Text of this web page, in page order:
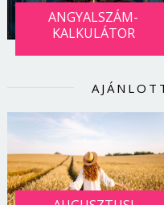
ANGYALSZÁM-
KALKULÁTOR